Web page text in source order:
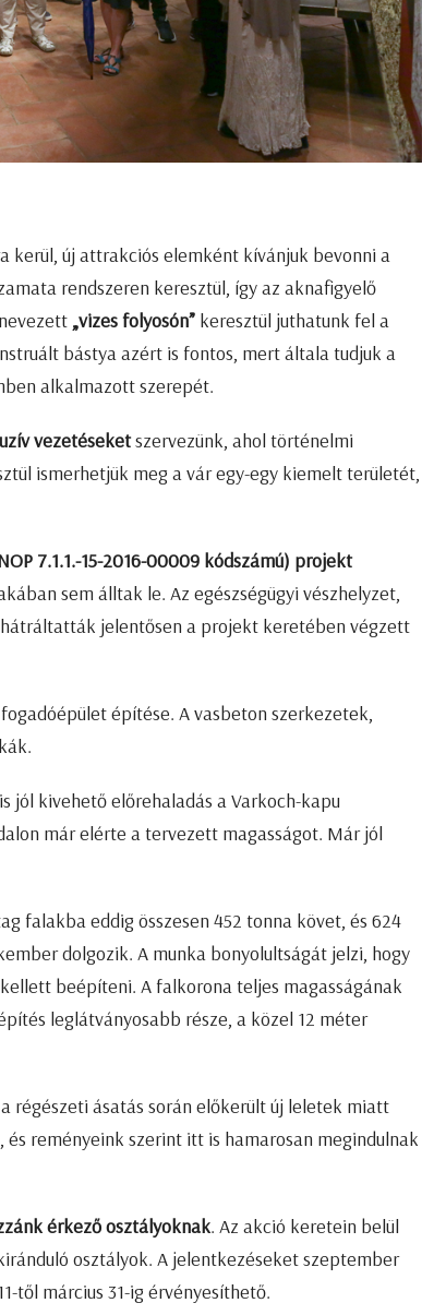
kerül, új attrakciós elemként kívánjuk bevonni a
rendszeren keresztül, így az aknafigyelő
„vizes folyosón” keresztül juthatunk fel a
bástya azért is fontos, mert általa tudjuk a
alkalmazott szerepét.
vezetéseketszervezünk, ahol történelmi
ismerhetjük meg a vár egy-egy kiemelt területét,
7.1.1.-15-2016-00009 kódszámú) projekt
sem álltak le. Az egészségügyi vészhelyzet,
jelentősen a projekt keretében végzett
építése. A vasbeton szerkezetek,
jól kivehető előrehaladás a Varkoch-kapu
már elérte a tervezett magasságot. Már jól
falakba eddig összesen 452 tonna követ, és 624
dolgozik. A munka bonyolultságát jelzi, hogy
beépíteni. A falkorona teljes magasságának
leglátványosabb része, a közel 12 méter
régészeti ásatás során előkerült új leletek miatt
reményeink szerint itt is hamarosan megindulnak
érkező osztályoknak. Az akció keretein belül
osztályok. A jelentkezéseket szeptember
től március 31-ig érvényesíthető.